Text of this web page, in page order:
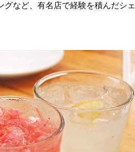
など、有名店で経験を積んだシェ